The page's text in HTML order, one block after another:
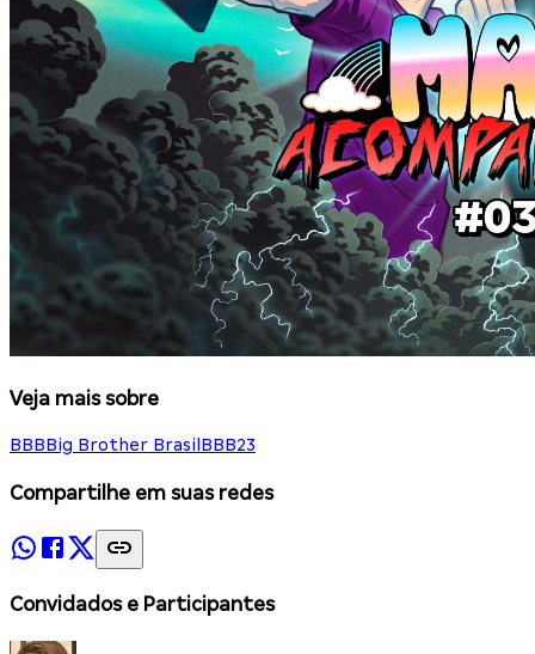
Veja mais sobre
BBBBig Brother Brasil BBB23
Compartilhe em suas redes
Convidados e Participantes